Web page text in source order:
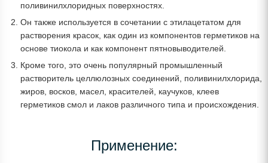
поливинилхлоридных поверхностях.
Он также используется в сочетании с этилацетатом для
растворения красок, как один из компонентов герметиков на
основе тиокола и как компонент пятновыводителей.
Кроме того, это очень популярный промышленный
растворитель целлюлозных соединений, поливинилхлорида,
жиров, восков, масел, красителей, каучуков, клеев
герметиков смол и лаков различного типа и происхождения.
Применение: